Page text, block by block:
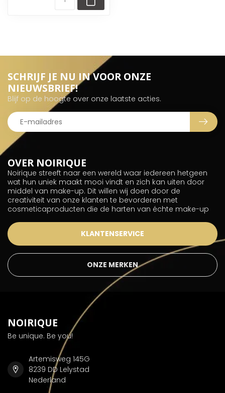
OVER NOIRIQUE
Noirique streeft naar een wereld waar iedereen hetgeen
wat hun uniek maakt mooi vindt en zich kan uiten door
middel van make-up. Dit willen wij doen door de
creativiteit van onze klanten te bevorderen met
cosmeticaproducten die de harten van échte make-up
KLANTENSERVICE
ONZE MERKEN
SCHRIJF JE NU IN VOOR ONZE
NIEUWSBRIEF!
Blijf op de hoogte over onze laatste acties.
NOIRIQUE
Be unique. Be you!
Artemisweg 145G
8239 DD Lelystad
Nederland